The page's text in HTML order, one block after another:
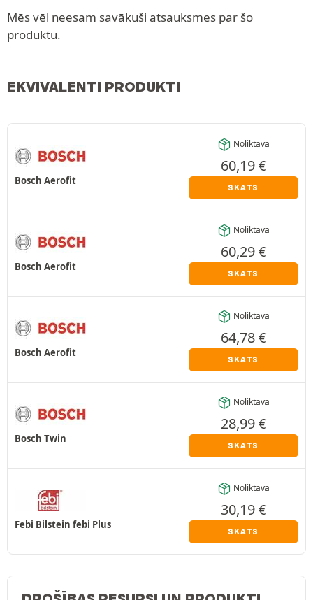
Mēs vēl neesam savākuši atsauksmes par šo
produktu.
EKVIVALENTI PRODUKTI
Bosch Aerofit
Noliktavā
60,19€
SKATS
Bosch Aerofit
Noliktavā
60,29€
SKATS
Bosch Aerofit
Noliktavā
64,78€
SKATS
Bosch Twin
Noliktavā
28,99€
SKATS
Febi Bilstein febi Plus
Noliktavā
30,19€
SKATS